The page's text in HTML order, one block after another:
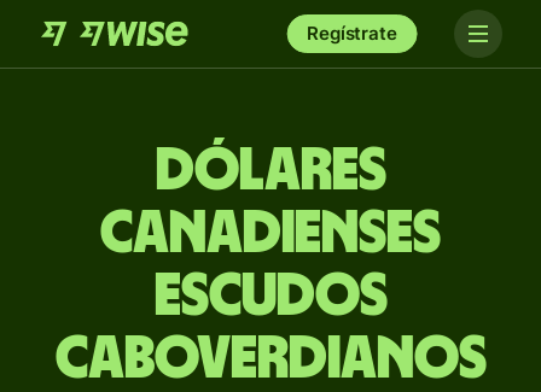
Regístrate
Dólares
canadienses
escudos
caboverdianos